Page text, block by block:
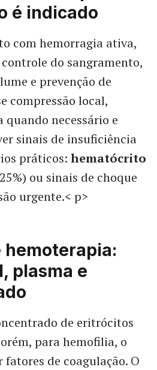
é indicado
com hemorragia ativa,
do sangramento,
e prevenção de
compressão local,
quando necessário e
sinais de insuficiência
práticos: hematócrito
ou sinais de choque
urgente.< p>
hemoterapia:
plasma e
de eritrócitos
para hemofilia, o
de coagulação. O